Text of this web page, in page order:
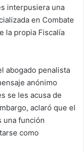
interpusiera una
en Combate
la propia Fiscalía
abogado penalista
anónimo
se les acusa de
aclaró que el
una función
como